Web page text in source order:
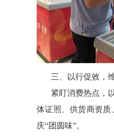
三、以行促效，维
紧盯消费热点，以
体证照、供货商资质
庆“团圆味”。